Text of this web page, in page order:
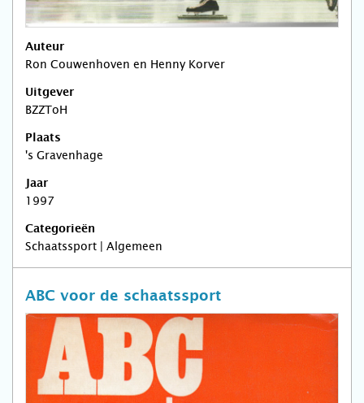
Auteur
Ron Couwenhoven en Henny Korver
Uitgever
BZZToH
Plaats
's Gravenhage
Jaar
1997
Categorieën
Schaatssport | Algemeen
ABC voor de schaatssport